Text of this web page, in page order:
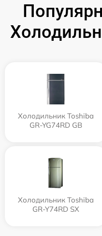
Холодильник Toshiba
GR-YG74RD GB
Холодильник Toshiba
GR-Y74RD SX